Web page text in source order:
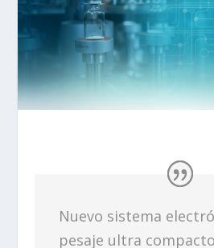
Nuevo sistema
pesaje ultra compacto